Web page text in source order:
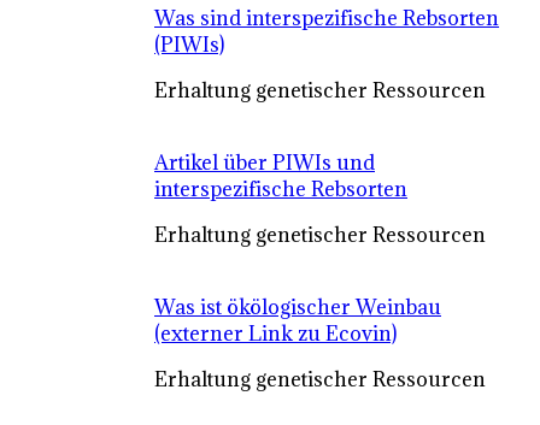
Was sind interspezifische Rebsorten
(PIWIs)
Erhaltung genetischer Ressourcen
Artikel über PIWIs und
interspezifische Rebsorten
Erhaltung genetischer Ressourcen
Was ist ökölogischer Weinbau
(externer Link zu Ecovin)
Erhaltung genetischer Ressourcen